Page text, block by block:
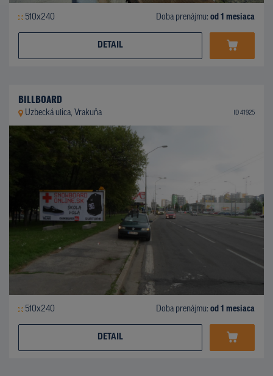
510x240 Doba prenájmu: od 1 mesiaca
DETAIL
BILLBOARD
Uzbecká ulica, Vrakuňa ID 41925
510x240 Doba prenájmu: od 1 mesiaca
DETAIL